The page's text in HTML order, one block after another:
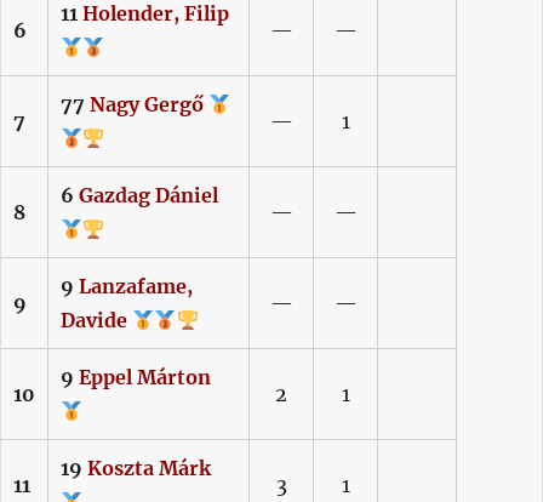
6
11 Holender, Filip
— —
7
77 Nagy Gergő
— 1
8
6 Gazdag Dániel
— —
9
9 Lanzafame,
Davide
— —
10
9 Eppel Márton
2 1
11
19 Koszta Márk
3 1